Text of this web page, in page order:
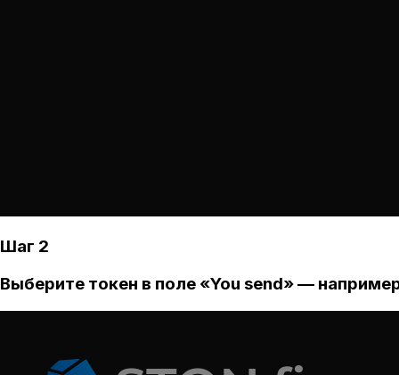
Шаг 2
Выберите токен в поле «You send» —